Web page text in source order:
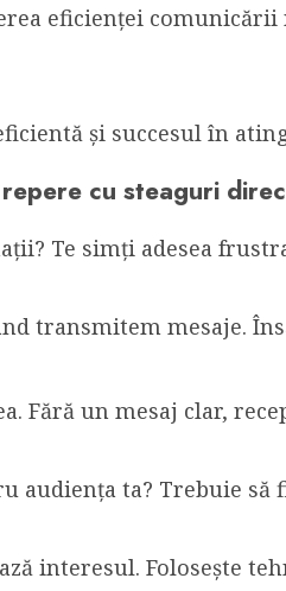
eficienței comunicării
și succesul în
cu steaguri
Te simți adesea
transmitem mesaje.
Fără un mesaj clar,
audiența ta? Trebuie
interesul. Folosește